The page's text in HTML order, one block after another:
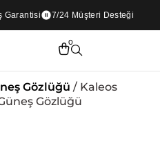
7/24 Müşteri Desteği
0
Gözlüğü / Kaleos
Gözlüğü